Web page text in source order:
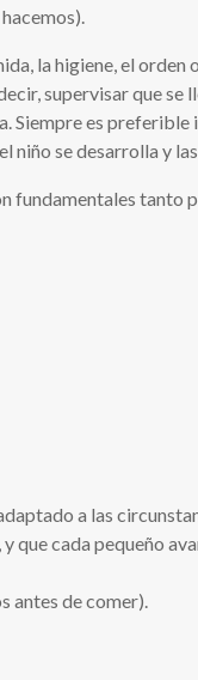
la higiene, el orden
supervisar que se
Siempre es
niño se desarrolla y
fundamentales tanto
a las
cada pequeño
antes de comer).